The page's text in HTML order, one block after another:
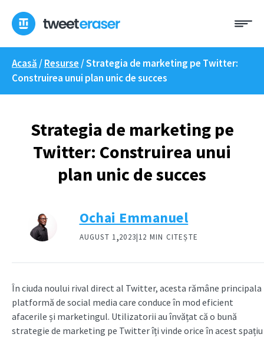
conținut
Acasă /Resurse /Strategia de marketing pe Twitter:
Construirea unui plan unic de succes
Strategia de marketing pe
Twitter: Construirea unui
plan unic de succes
Ochai Emmanuel
AUGUST 1,2023|12 MIN CITEȘTE
În ciuda noului rival direct al Twitter, acesta rămâne principala
platformă de social media care conduce în mod eficient
afacerile și marketingul. Utilizatorii au învățat că o bună
strategie de marketing pe Twitter îți vinde orice în acest spațiu